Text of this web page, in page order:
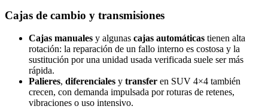
Cajas de cambio y transmisiones
Cajas manuales y algunas cajas automáticas tienen alta
rotación: la reparación de un fallo interno es costosa y la
sustitución por una unidad usada verificada suele ser más
rápida.
Palieres, diferenciales y transfer en SUV 4×4 también
crecen, con demanda impulsada por roturas de retenes,
vibraciones o uso intensivo.